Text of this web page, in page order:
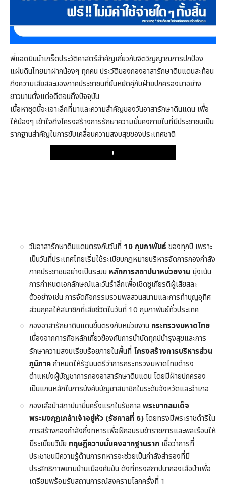
พี่แอดมินนำเกร็ดประวัติศาสตร์สำคัญเกี่ยวกับจิตวิญญาณการปกป้อง
แผ่นดินไทยมาฝากน้องๆ ทุกคน ประวัติของกองอาสารักษาดินแดนสะท้อน
ถึงความเสียสละของภาคประชาชนที่ยืนหยัดคู่กับฝ่ายปกครองมาอย่าง
ยาวนานตั้งแต่อดีตจนถึงปัจจุบัน
เนื้อหาชุดนี้จะเจาะลึกที่มาและความสำคัญของวันอาสารักษาดินแดน เพื่อ
ให้น้องๆ เข้าใจถึงโครงสร้างการรักษาความมั่นคงภายในที่มีประชาชนเป็น
รากฐานสำคัญในการขับเคลื่อนความสงบสุขของประเทศชาติ
Play
วันอาสารักษาดินแดนตรงกับวันที่ 10 กุมภาพันธ์ของทุกปี เพราะ
เป็นวันที่ประเทศไทยเริ่มใช้ระเบียบกฎหมายบริหารจัดการกองกำลัง
ภาคประชาชนอย่างเป็นระบบ หลักการสถาปนาหน่วยงานมุ่งเน้น
การกำหนดเอกลักษณ์และวันรำลึกเพื่อเชิดชูเกียรติผู้เสียสละ
ตัวอย่างเช่น การจัดกิจกรรมรวมพลสวนสนามและการทำบุญอุทิศ
ส่วนกุศลให้สมาชิกที่เสียชีวิตในวันที่ 10 กุมภาพันธ์ทั่วประเทศ
กองอาสารักษาดินแดนขึ้นตรงกับหน่วยงาน กระทรวงมหาดไทย
เนื่องจากภารกิจหลักเกี่ยวข้องกับการบำบัดทุกข์บำรุงสุขและการ
รักษาความสงบเรียบร้อยภายในพื้นที่ โครงสร้างการบริหารส่วน
ภูมิภาคกำหนดให้รัฐมนตรีว่าการกระทรวงมหาดไทยดำรง
ตำแหน่งผู้บัญชาการกองอาสารักษาดินแดน โดยมีฝ่ายปกครอง
เป็นแกนหลักในการบังคับบัญชาสมาชิกในระดับจังหวัดและอำเภอ
กองเสือป่าสถาปนาขึ้นครั้งแรกในรัชกาล พระบาทสมเด็จ
พระมงกุฎเกล้าเจ้าอยู่หัว (รัชกาลที่ 6)โดยทรงมีพระราชดำริใน
การสร้างกองกำลังกึ่งทหารเพื่อฝึกอบรมข้าราชการและพลเรือนให้
มีระเบียบวินัย ทฤษฎีความมั่นคงจากฐานรากเชื่อว่าการที่
ประชาชนมีความรู้ด้านการทหารจะช่วยเป็นกำลังสำรองที่มี
ประสิทธิภาพยามบ้านเมืองคับขัน ดังที่ทรงสถาปนากองเสือป่าเพื่อ
เตรียมพร้อมรับสถานการณ์สงครามโลกครั้งที่ 1